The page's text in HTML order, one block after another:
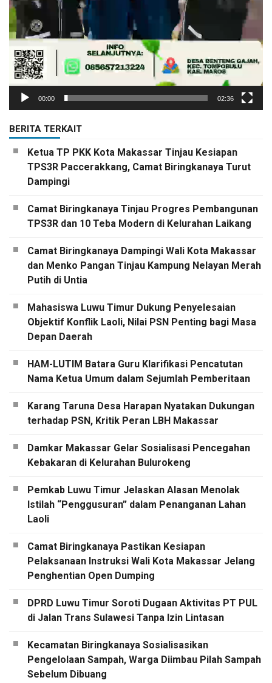
00:00 02:36
BERITA TERKAIT
Ketua TP PKK Kota Makassar Tinjau Kesiapan
TPS3R Paccerakkang, Camat Biringkanaya Turut
Dampingi
Camat Biringkanaya Tinjau Progres Pembangunan
TPS3R dan 10 Teba Modern di Kelurahan Laikang
Camat Biringkanaya Dampingi Wali Kota Makassar
dan Menko Pangan Tinjau Kampung Nelayan Merah
Putih di Untia
Mahasiswa Luwu Timur Dukung Penyelesaian
Objektif Konflik Laoli, Nilai PSN Penting bagi Masa
Depan Daerah
HAM-LUTIM Batara Guru Klarifikasi Pencatutan
Nama Ketua Umum dalam Sejumlah Pemberitaan
Karang Taruna Desa Harapan Nyatakan Dukungan
terhadap PSN, Kritik Peran LBH Makassar
Damkar Makassar Gelar Sosialisasi Pencegahan
Kebakaran di Kelurahan Bulurokeng
Pemkab Luwu Timur Jelaskan Alasan Menolak
Istilah “Penggusuran” dalam Penanganan Lahan
Laoli
Camat Biringkanaya Pastikan Kesiapan
Pelaksanaan Instruksi Wali Kota Makassar Jelang
Penghentian Open Dumping
DPRD Luwu Timur Soroti Dugaan Aktivitas PT PUL
di Jalan Trans Sulawesi Tanpa Izin Lintasan
Kecamatan Biringkanaya Sosialisasikan
Pengelolaan Sampah, Warga Diimbau Pilah Sampah
Sebelum Dibuang